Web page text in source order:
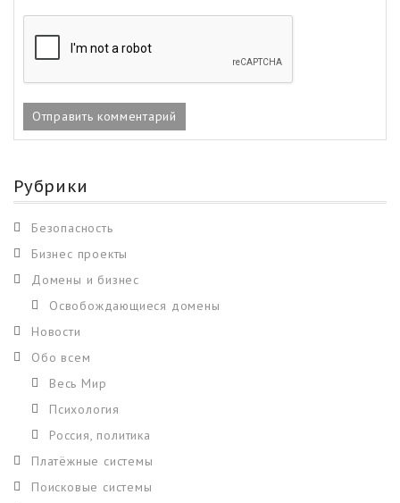
Рубрики
Безопасность
Бизнес проекты
Домены и бизнес
Освобождающиеся домены
Новости
Обо всем
Весь Мир
Психология
Россия, политика
Платёжные системы
Поисковые системы